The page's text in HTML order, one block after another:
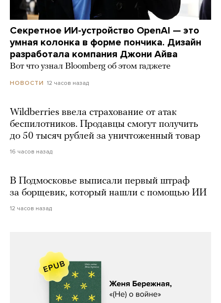
Секретное ИИ-устройство OpenAI — это
умная колонка в форме пончика. Дизайн
разработала компания Джони Айва
Вот что узнал Bloomberg об этом гаджете
НОВОСТИ 12 часов назад
Wildberries ввела страхование от атак
беспилотников. Продавцы смогут получить
до 50 тысяч рублей за уничтоженный товар
16 часов назад
В Подмосковье выписали первый штраф
за борщевик, который нашли с помощью ИИ
12 часов назад